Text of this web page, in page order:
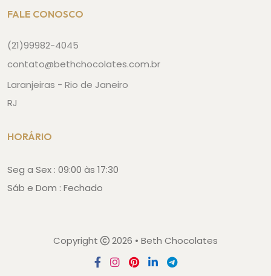
FALE CONOSCO
(21)99982-4045
contato@bethchocolates.com.br
Laranjeiras - Rio de Janeiro
RJ
HORÁRIO
Seg a Sex : 09:00 às 17:30
Sáb e Dom : Fechado
Copyright 2026 • Beth Chocolates